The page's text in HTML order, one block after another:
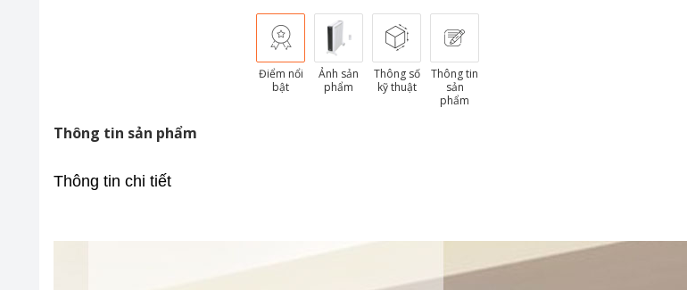
Điểm nổi
bật
Ảnh sản
phẩm
Thông số
kỹ thuật
Thông tin
sản
phẩm
Thông tin sản phẩm
Thông tin chi tiết